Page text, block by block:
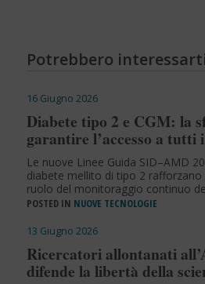
Potrebbero interessarti
16 Giugno 2026
Diabete tipo 2 e CGM: la
garantire l’accesso a tutti
Le nuove Linee Guida SID–AMD
diabete mellito di tipo 2
ruolo del monitoraggio continuo
POSTED IN NUOVE TECNOLOGIE
13 Giugno 2026
Ricercatori allontanati
difende la libertà della